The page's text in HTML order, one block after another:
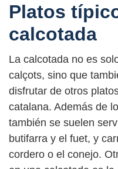
Platos
calcotada
La calcotada no es
calçots, sino que
disfrutar de otros
catalana. Además de
también se suelen
butifarra y el fuet, y
cordero o el conejo.